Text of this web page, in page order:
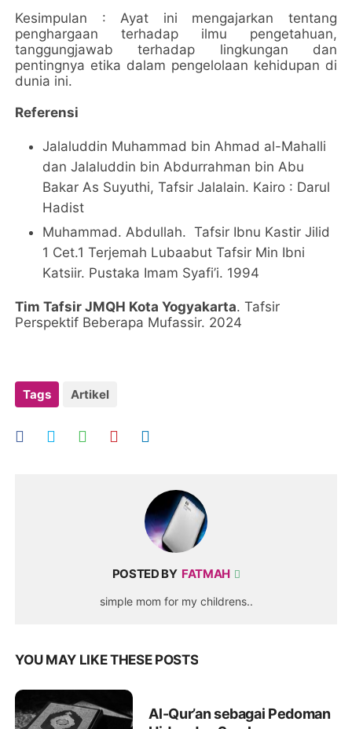
Kesimpulan : Ayat ini mengajarkan tentang
penghargaan terhadap ilmu pengetahuan,
tanggungjawab terhadap lingkungan dan
pentingnya etika dalam pengelolaan kehidupan di
dunia ini.
Referensi
Jalaluddin Muhammad bin Ahmad al-Mahalli
dan Jalaluddin bin Abdurrahman bin Abu
Bakar As Suyuthi, Tafsir Jalalain. Kairo : Darul
Hadist
Muhammad. Abdullah. Tafsir Ibnu Kastir Jilid
1 Cet.1 Terjemah Lubaabut Tafsir Min Ibni
Katsiir. Pustaka Imam Syafi’i. 1994
Tim Tafsir JMQH Kota Yogyakarta. Tafsir
Perspektif Beberapa Mufassir. 2024
Tags Artikel
POSTED BY FATMAH
simple mom for my childrens..
YOU MAY LIKE THESE POSTS
Al-Qur’an sebagai Pedoman